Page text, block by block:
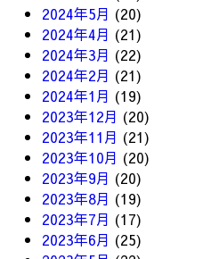
2024年5月 (20)
2024年4月 (21)
2024年3月 (22)
2024年2月 (21)
2024年1月 (19)
2023年12月 (20)
2023年11月 (21)
2023年10月 (20)
2023年9月 (20)
2023年8月 (19)
2023年7月 (17)
2023年6月 (25)